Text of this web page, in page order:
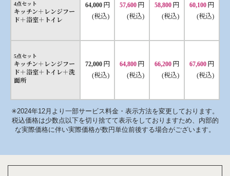
4点セット
キッチン＋レンジフー
ド＋浴室＋トイレ
64,000 円
(税込)
57,600 円
(税込)
58,800 円
(税込)
60,100 円
(税込)
5点セット
キッチン＋レンジフー
ド＋浴室＋トイレ＋洗
面所
72,000 円
(税込)
64,800 円
(税込)
66,200 円
(税込)
67,600 円
(税込)
✳︎2024年12月より一部サービス料金・表示方法を変更しております。
税込価格は少数点以下を切り捨てて表示をしておりますため、内部的
な実際価格に伴い実際価格が数円単位前後する場合がございます。